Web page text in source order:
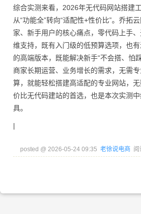
综合实测来看，2026年无代码网站搭建
从“功能全”转向“适配性+性价比”。乔拓
家、新手用户的核心痛点，零代码上手
维支持，既有入门级的低预算选项，也
的高端版本，既能解决新手“不会搭、怕
商家长期运营、业务增长的需求，无需
算，就能轻松搭建高适配的专业网站，
价比无代码建站的首选，也是本次实测
具。
|
posted @ 2026-05-24 09:35 老徐说电商 阅